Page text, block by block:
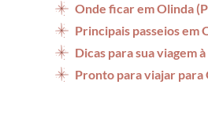
Onde ficar em Olinda
Principais passeios em
Dicas para sua viagem
Pronto para viajar para